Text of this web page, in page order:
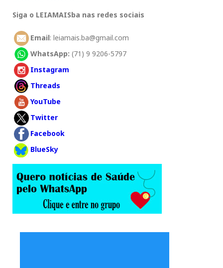
Siga o LEIAMAISba nas redes sociais
Email: leiamais.ba@gmail.com
WhatsApp: (71) 9 9206-5797
Instagram
Threads
YouTube
Twitter
Facebook
BlueSky